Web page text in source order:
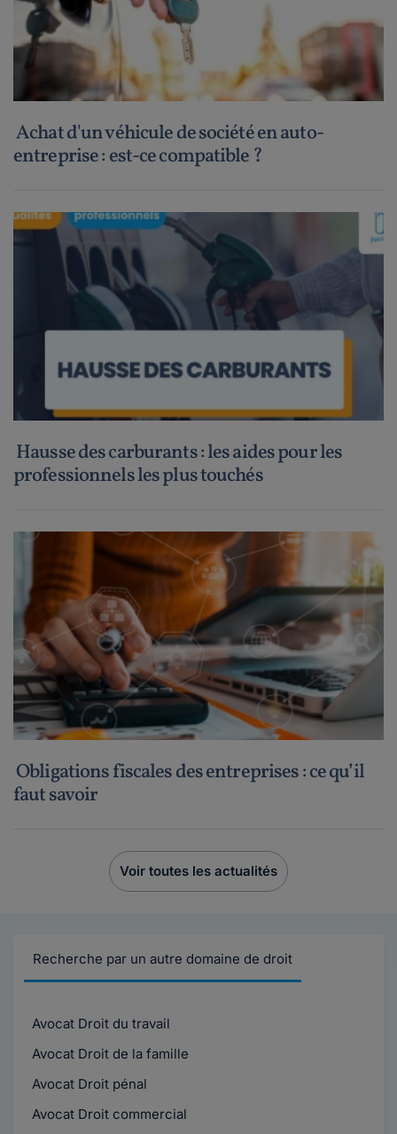
Achat d'un véhicule de société en auto-
entreprise : est-ce compatible ?
Hausse des carburants : les aides pour les
professionnels les plus touchés
Obligations fiscales des entreprises : ce qu’il
faut savoir
Voir toutes les actualités
Recherche par un autre domaine de droit
Avocat Droit du travail
Avocat Droit de la famille
Avocat Droit pénal
Avocat Droit commercial